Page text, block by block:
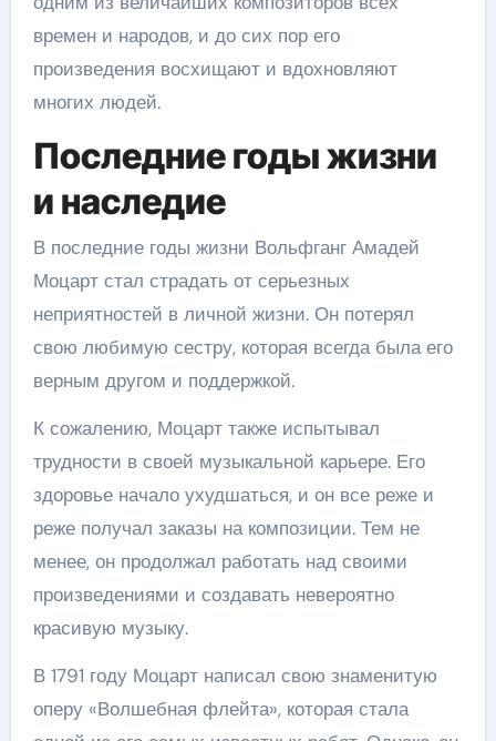
времен и народов, и до сих пор его
произведения восхищают и вдохновляют
многих людей.
Последние годы жизни
и наследие
В последние годы жизни Вольфганг Амадей
Моцарт стал страдать от серьезных
неприятностей в личной жизни. Он потерял
свою любимую сестру, которая всегда была его
верным другом и поддержкой.
К сожалению, Моцарт также испытывал
трудности в своей музыкальной карьере. Его
здоровье начало ухудшаться, и он все реже и
реже получал заказы на композиции. Тем не
менее, он продолжал работать над своими
произведениями и создавать невероятно
красивую музыку.
В 1791 году Моцарт написал свою знаменитую
оперу «Волшебная флейта», которая стала